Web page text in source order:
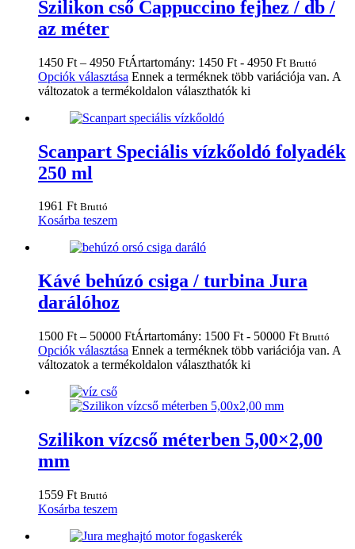
Szilikon cső Cappuccino fejhez / db /
az méter
1450 Ft – 4950 FtÁrtartomány: 1450 Ft - 4950 Ft Bruttó
Opciók választása Ennek a terméknek több variációja van. A
változatok a termékoldalon választhatók ki
Scanpart Speciális vízkőoldó folyadék
250 ml
1961 Ft Bruttó
Kosárba teszem
Kávé behúzó csiga / turbina Jura
darálóhoz
1500 Ft – 50000 FtÁrtartomány: 1500 Ft - 50000 Ft Bruttó
Opciók választása Ennek a terméknek több variációja van. A
változatok a termékoldalon választhatók ki
Szilikon vízcső méterben 5,00×2,00
mm
1559 Ft Bruttó
Kosárba teszem